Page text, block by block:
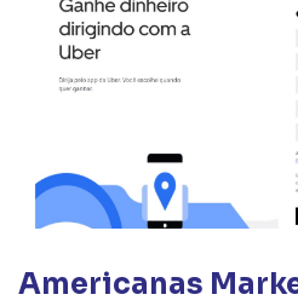
Americanas